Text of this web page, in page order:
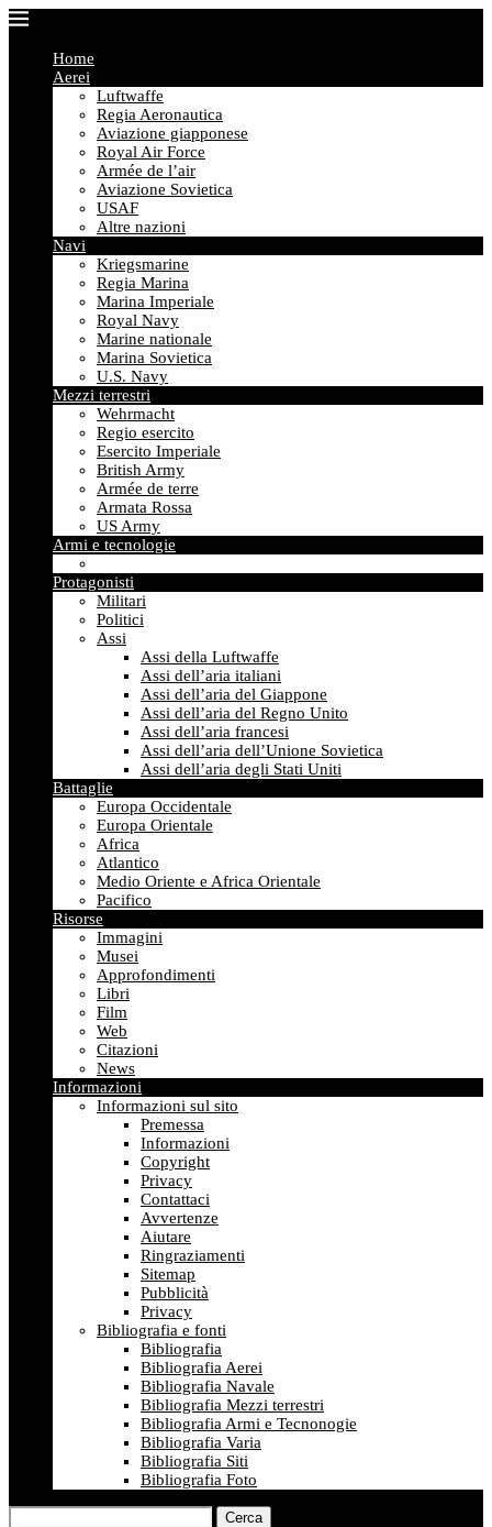
Home
Aerei
Luftwaffe
Regia Aeronautica
Aviazione giapponese
Royal Air Force
Armée de l’air
Aviazione Sovietica
USAF
Altre nazioni
Navi
Kriegsmarine
Regia Marina
Marina Imperiale
Royal Navy
Marine nationale
Marina Sovietica
U.S. Navy
Mezzi terrestri
Wehrmacht
Regio esercito
Esercito Imperiale
British Army
Armée de terre
Armata Rossa
US Army
Armi e tecnologie
Protagonisti
Militari
Politici
Assi
Assi della Luftwaffe
Assi dell’aria italiani
Assi dell’aria del Giappone
Assi dell’aria del Regno Unito
Assi dell’aria francesi
Assi dell’aria dell’Unione Sovietica
Assi dell’aria degli Stati Uniti
Battaglie
Europa Occidentale
Europa Orientale
Africa
Atlantico
Medio Oriente e Africa Orientale
Pacifico
Risorse
Immagini
Musei
Approfondimenti
Libri
Film
Web
Citazioni
News
Informazioni
Informazioni sul sito
Premessa
Informazioni
Copyright
Privacy
Contattaci
Avvertenze
Aiutare
Ringraziamenti
Sitemap
Pubblicità
Privacy
Bibliografia e fonti
Bibliografia
Bibliografia Aerei
Bibliografia Navale
Bibliografia Mezzi terrestri
Bibliografia Armi e Tecnonogie
Bibliografia Varia
Bibliografia Siti
Bibliografia Foto
Cerca